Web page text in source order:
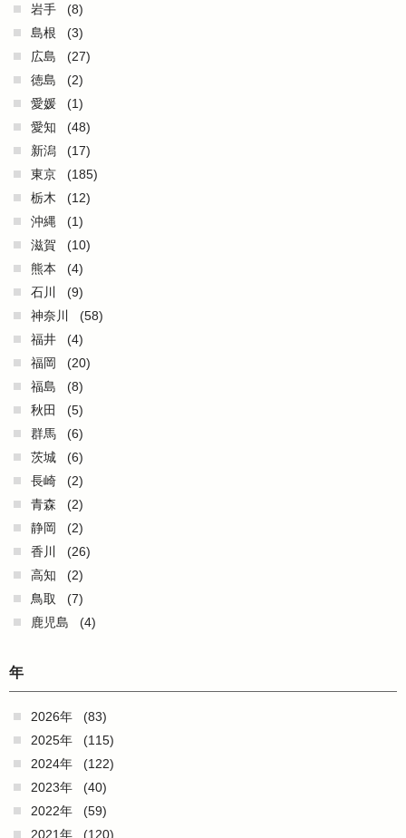
岩手
(8)
島根
(3)
広島
(27)
徳島
(2)
愛媛
(1)
愛知
(48)
新潟
(17)
東京
(185)
栃木
(12)
沖縄
(1)
滋賀
(10)
熊本
(4)
石川
(9)
神奈川
(58)
福井
(4)
福岡
(20)
福島
(8)
秋田
(5)
群馬
(6)
茨城
(6)
長崎
(2)
青森
(2)
静岡
(2)
香川
(26)
高知
(2)
鳥取
(7)
鹿児島
(4)
年
2026年
(83)
2025年
(115)
2024年
(122)
2023年
(40)
2022年
(59)
2021年
(120)